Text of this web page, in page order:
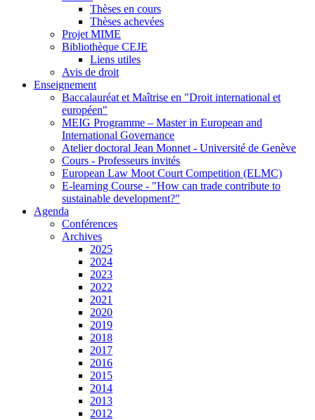
Thèses en cours
Thèses achevées
Projet MIME
Bibliothèque CEJE
Liens utiles
Avis de droit
Enseignement
Baccalauréat et Maîtrise en "Droit international et
européen"
MEIG Programme – Master in European and
International Governance
Atelier doctoral Jean Monnet - Université de Genève
Cours - Professeurs invités
European Law Moot Court Competition (ELMC)
E-learning Course - "How can trade contribute to
sustainable development?"
Agenda
Conférences
Archives
2025
2024
2023
2022
2021
2020
2019
2018
2017
2016
2015
2014
2013
2012